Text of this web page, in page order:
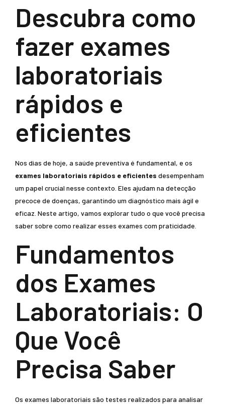
Descubra como
fazer exames
laboratoriais
rápidos e
eficientes
Nos dias de hoje, a saúde preventiva é fundamental, e os
exames laboratoriais rápidos e eficientes desempenham
um papel crucial nesse contexto. Eles ajudam na detecção
precoce de doenças, garantindo um diagnóstico mais ágil e
eficaz. Neste artigo, vamos explorar tudo o que você precisa
saber sobre como realizar esses exames com praticidade.
Fundamentos
dos Exames
Laboratoriais: O
Que Você
Precisa Saber
Os exames laboratoriais são testes realizados para analisar